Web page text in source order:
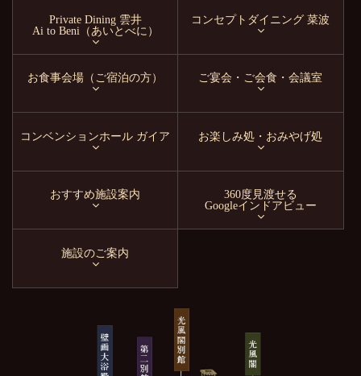
Private Dining 雲井
Ai to Beni（あいとべに）
コンセプトダイニング 菜波
お食事会場（ご宿泊の方） ご宴会・ご会食・会議室
コンベンションホール ガイア お楽しみ処・おみやげ処
おすすめ施設案内
360度見渡せる
Googleインドアビュー
施設のご案内